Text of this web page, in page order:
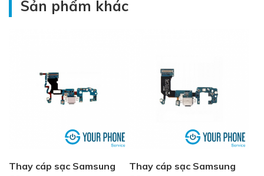
Sản phẩm khác
Thay cáp sạc Samsung
Thay cáp sạc Samsung